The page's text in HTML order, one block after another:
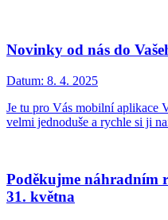
Novinky od nás do
Datum: 8. 4. 2025
Je tu pro Vás mobilní aplikace
velmi jednoduše a rychle si ji
Poděkujme náhradním
31. května